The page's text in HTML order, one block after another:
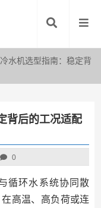
水机选型指南：稳定背
背后的工况适配
0
循环水系统协同散
高温、高负荷或连